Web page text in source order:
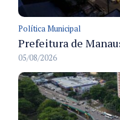
Política Municipal
05/08/2026